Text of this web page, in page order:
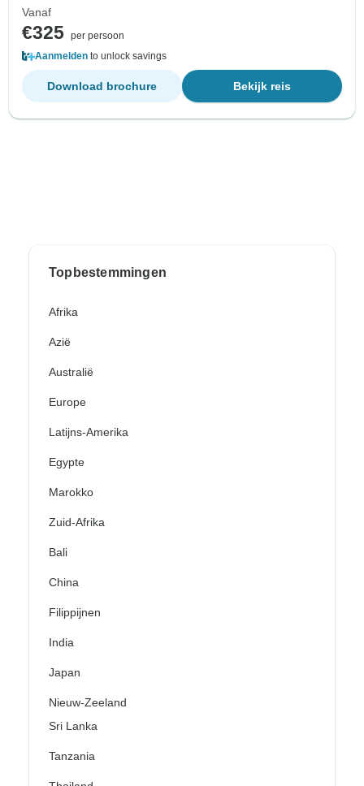
Vanaf
€325 per persoon
Aanmelden to unlock savings
Bekijk reis
Download brochure
Topbestemmingen
Afrika
Azië
Australië
Europe
Latijns-Amerika
Egypte
Marokko
Zuid-Afrika
Bali
China
Filippijnen
India
Japan
Nieuw-Zeeland
Sri Lanka
Tanzania